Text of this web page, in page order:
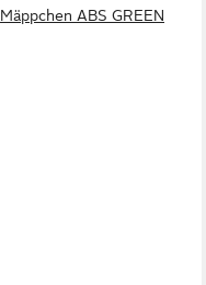
Mäppchen ABS GREEN